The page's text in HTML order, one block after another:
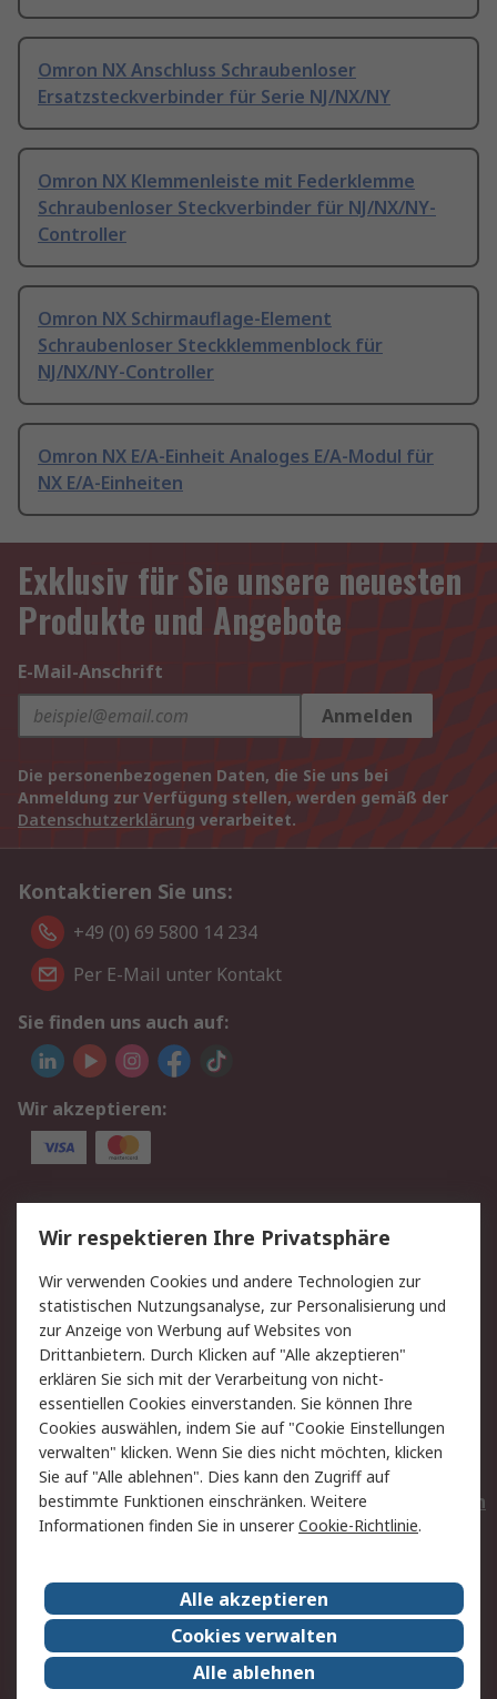
Omron NX Anschluss Schraubenloser
Ersatzsteckverbinder für Serie NJ/NX/NY
Omron NX Klemmenleiste mit Federklemme
Schraubenloser Steckverbinder für NJ/NX/NY-
Controller
Omron NX Schirmauflage-Element
Schraubenloser Steckklemmenblock für
NJ/NX/NY-Controller
Omron NX E/A-Einheit Analoges E/A-Modul für
NX E/A-Einheiten
Exklusiv für Sie unsere neuesten
Produkte und Angebote
E-Mail-Anschrift
Anmelden
Die personenbezogenen Daten, die Sie uns bei
Anmeldung zur Verfügung stellen, werden gemäß der
Datenschutzerklärung verarbeitet.
Kontaktieren Sie uns:
+49 (0) 69 5800 14 234
Per E-Mail unter Kontakt
Sie finden uns auch auf:
Wir akzeptieren:
Service
Value Added Services
Lieferlösungen
Rücksendungen
Kontakt
Hilfe
Privatkunden
Rechtliches
AGB
Datenschutz
Cookie-Richtlinie
Zahlungsbedingungen
Copyright/Impressum
Entsorgung
Elektrogeräte/Batterien
RS weltweit
Karriere bei RS
Nachhaltigkeit
Qualität/Umwelt/ZertifikatePresse-Center
Event-Center
Wir respektieren Ihre Privatsphäre
Wir verwenden Cookies und andere Technologien zur
statistischen Nutzungsanalyse, zur Personalisierung und
zur Anzeige von Werbung auf Websites von
Drittanbietern. Durch Klicken auf "Alle akzeptieren"
erklären Sie sich mit der Verarbeitung von nicht-
essentiellen Cookies einverstanden. Sie können Ihre
Cookies auswählen, indem Sie auf "Cookie Einstellungen
verwalten" klicken. Wenn Sie dies nicht möchten, klicken
Sie auf "Alle ablehnen". Dies kann den Zugriff auf
bestimmte Funktionen einschränken. Weitere
Informationen finden Sie in unsererCookie-Richtlinie.
Alle akzeptieren
Cookies verwalten
Alle ablehnen